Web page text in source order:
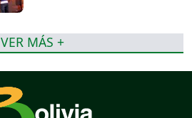
VER MÁS +